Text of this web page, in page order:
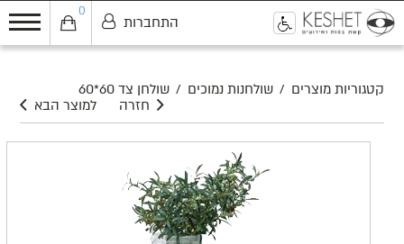
0
התחברות
קטגוריות מוצרים / שולחנות נמוכים / שולחן צד 60*60
למוצר הבא
חזרה